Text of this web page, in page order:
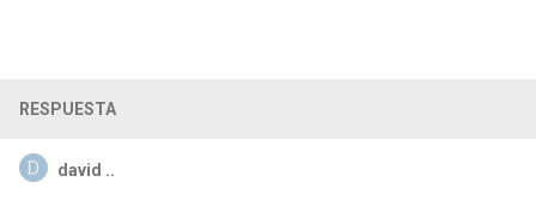
RESPUESTA
david ..